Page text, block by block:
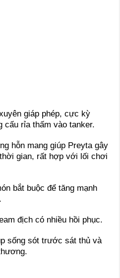
giáp phép, cực kỳ
cấu rỉa thấm vào tanker.
hỗn mang giúp Preyta gây
gian, rất hợp với lối chơi
bắt buộc để tăng mạnh
địch có nhiều hồi phục.
sống sót trước sát thủ và